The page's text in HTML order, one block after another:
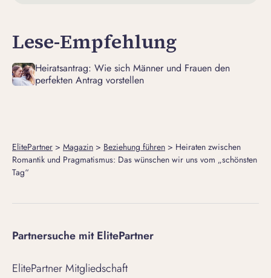
Lese-Empfehlung
Heiratsantrag: Wie sich Männer und Frauen den
perfekten Antrag vorstellen
ElitePartner > Magazin > Beziehung führen > Heiraten zwischen
Romantik und Pragmatismus: Das wünschen wir uns vom „schönsten
Tag“
Partnersuche mit ElitePartner
ElitePartner Mitgliedschaft